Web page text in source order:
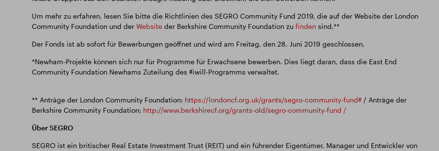
Um mehr zu erfahren, lesen Sie bitte die Richtlinien des SEGRO Community Fund 2019, die auf der Website der London
Community Foundation und der Websiteder Berkshire Community Foundation zu findensind.**
Der Fonds ist ab sofort für Bewerbungen geöffnet und wird am Freitag, den 28. Juni 2019 geschlossen.
*Newham-Projekte können sich nur für Programme für Erwachsene bewerben. Dies liegt daran, dass die East End
Community Foundation Newhams Zuteilung des #iwill-Programms verwaltet.
** Anträge der London Community Foundation: https://londoncf.org.uk/grants/segro-community-fund#/ Anträge der
Berkshire Community Foundation: http://www.berkshirecf.org/grants-old/segro-community-fund /
Über SEGRO
SEGRO ist ein britischer Real Estate Investment Trust (REIT) und ein führender Eigentümer, Manager und Entwickler von